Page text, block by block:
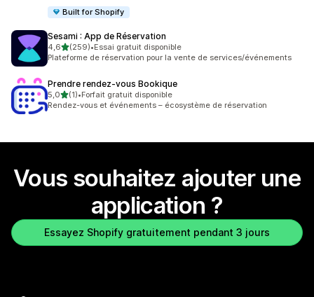
Built for Shopify
Sesami : App de Réservation
4,6étoile(s) sur 5
(259)
259 avis au total
•Essai gratuit disponible
Plateforme de réservation pour la vente de services/événements
Prendre rendez‑vous Bookique
5,0étoile(s) sur 5
(1)
1 avis au total
•Forfait gratuit disponible
Rendez-vous et événements – écosystème de réservation
Vous souhaitez ajouter une
application ?
Essayez Shopify gratuitement pendant 3 jours